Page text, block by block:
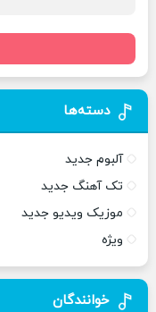
دسته‌ها
آلبوم جدید
تک آهنگ جدید
موزیک ویدیو جدید
ویژه
خوانندگان